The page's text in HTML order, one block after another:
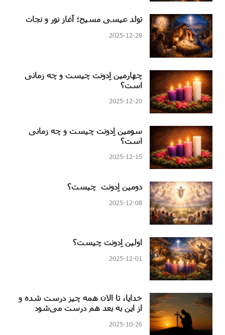
تولد عیسی مسیح؛ آغاز نور و نجات
2025-12-28
چهارمین اِدونت چیست و چه زمانی
است؟
2025-12-20
سومین اِدونت چیست و چه زمانی
است؟
2025-12-15
دومین اِدونت چیست؟
2025-12-08
اولین اِدونت چیست؟
2025-12-01
خدایا، تا الان همه چیز درست شده و
از این به بعد هم درست می‌شود
2025-10-26